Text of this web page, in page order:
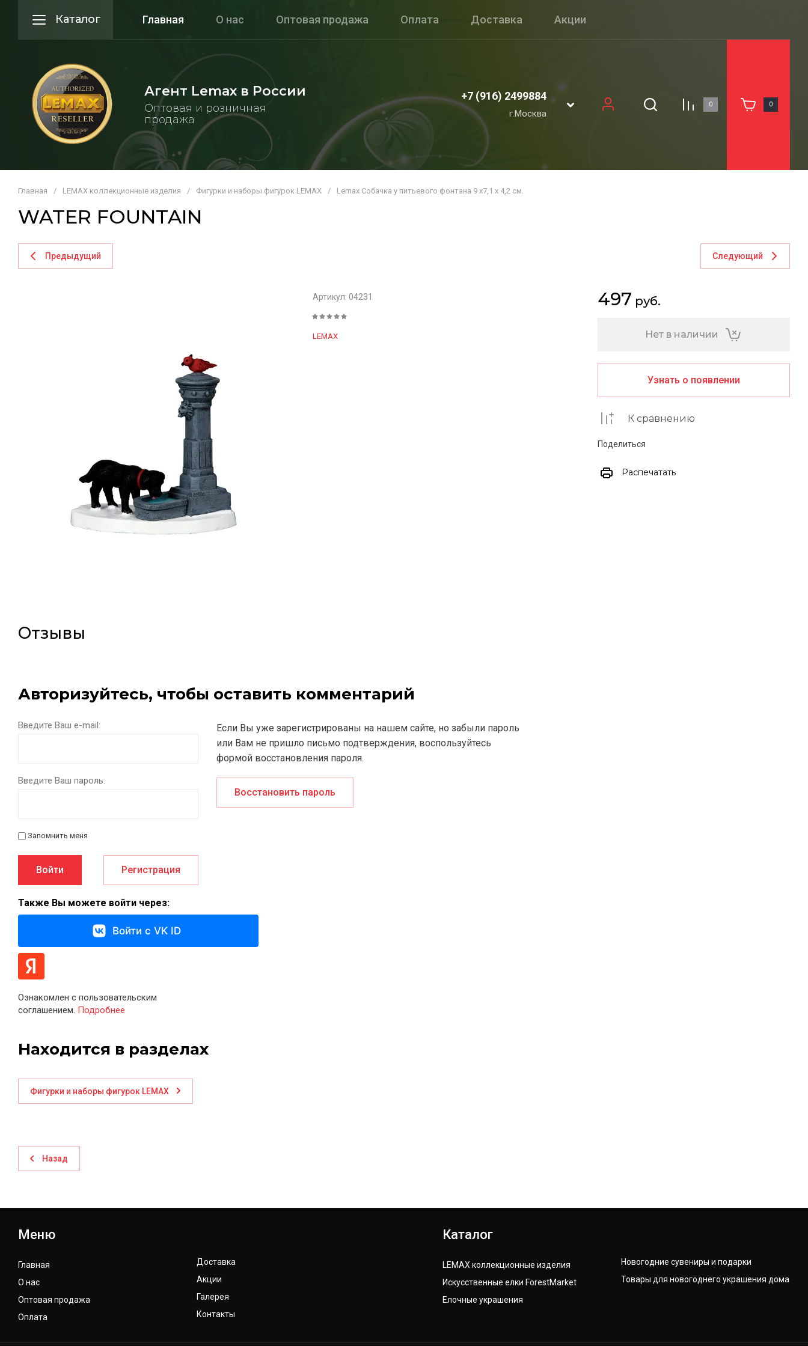
Каталог Главная О нас Оптовая продажа Оплата Доставка Акции
Агент Lemax в России
Оптовая и розничная
продажа
+7 (916) 2499884
г.Москва
0 0
Главная / LEMAX коллекционные изделия / Фигурки и наборы фигурок LEMAX / Lemax Собачка у питьевого фонтана 9 х7,1 х 4,2 см.
WATER FOUNTAIN
Предыдущий Следующий
Артикул: 04231
LEMAX
497 руб.
Нет в наличии
Узнать о появлении
К сравнению
Поделиться
Распечатать
Отзывы
Авторизуйтесь, чтобы оставить комментарий
Введите Ваш e-mail:
Введите Ваш пароль:
Запомнить меня
Войти Регистрация
Если Вы уже зарегистрированы на нашем сайте, но забыли пароль
или Вам не пришло письмо подтверждения, воспользуйтесь
формой восстановления пароля.
Восстановить пароль
Также Вы можете войти через:
Войти с VK ID
Ознакомлен с пользовательским
соглашением. Подробнее
Находится в разделах
Фигурки и наборы фигурок LEMAX
Назад
Меню
Главная
О нас
Оптовая продажа
Оплата
Доставка
Акции
Галерея
Контакты
Каталог
LEMAX коллекционные изделия
Искусственные елки ForestMarket
Елочные украшения
Новогодние сувениры и подарки
Товары для новогоднего украшения дома